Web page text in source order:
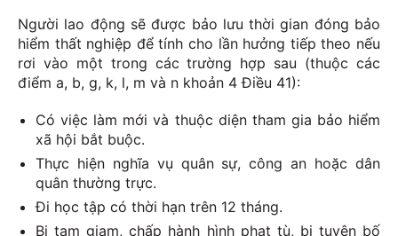
Người lao động sẽ được bảo lưu thời gian đóng bảo
hiểm thất nghiệp để tính cho lần hưởng tiếp theo nếu
rơi vào một trong các trường hợp sau (thuộc các
điểm a, b, g, k, l, m và n khoản 4 Điều 41):
Có việc làm mới và thuộc diện tham gia bảo hiểm
xã hội bắt buộc.
Thực hiện nghĩa vụ quân sự, công an hoặc dân
quân thường trực.
Đi học tập có thời hạn trên 12 tháng.
Bị tạm giam, chấp hành hình phạt tù, bị tuyên bố